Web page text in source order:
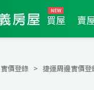
買屋 賣
實價登錄 捷運周邊實價登